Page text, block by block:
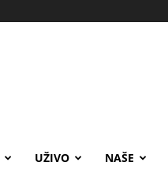
UŽIVO NAŠE